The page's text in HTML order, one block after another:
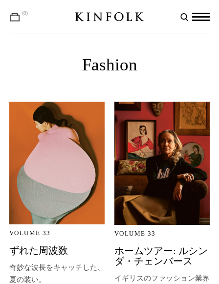
(0)
Fashion
VOLUME 33
ずれた周波数
奇妙な波長をキャッチした、
夏の装い。
VOLUME 33
ホームツアー: ルシン
ダ・チェンバース
イギリスのファッション業界